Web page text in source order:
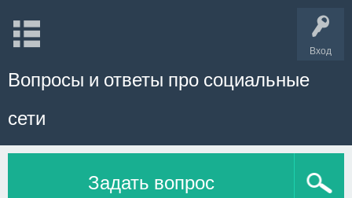
Вход
Вопросы и ответы про социальные
сети
Задать вопрос